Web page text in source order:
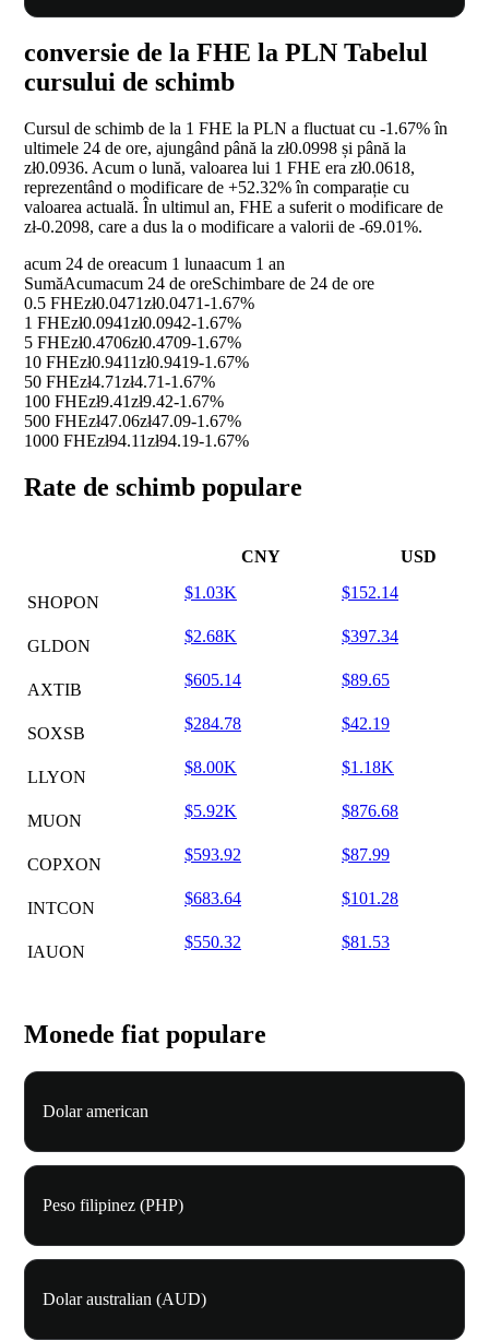
conversie de la FHE la PLN Tabelul
cursului de schimb
Cursul de schimb de la 1 FHE la PLN a fluctuat cu -1.67%în
ultimele 24 de ore, ajungând până la zł0.0998 și până la
zł0.0936. Acum o lună, valoarea lui 1 FHE era zł0.0618,
reprezentând o modificare de +52.32%în comparație cu
valoarea actuală. În ultimul an, FHE a suferit o modificare de
zł-0.2098, care a dus la o modificare a valorii de -69.01%.
acum 24 de oreacum 1 lunaacum 1 an
SumăAcumacum 24 de oreSchimbare de 24 de ore
0.5 FHEzł0.0471zł0.0471-1.67%
1 FHEzł0.0941zł0.0942-1.67%
5 FHEzł0.4706zł0.4709-1.67%
10 FHEzł0.9411zł0.9419-1.67%
50 FHEzł4.71zł4.71-1.67%
100 FHEzł9.41zł9.42-1.67%
500 FHEzł47.06zł47.09-1.67%
1000 FHEzł94.11zł94.19-1.67%
Rate de schimb populare
CNY USD
SHOPON
$1.03K $152.14
GLDON
$2.68K $397.34
AXTIB
$605.14 $89.65
SOXSB
$284.78 $42.19
LLYON
$8.00K $1.18K
MUON
$5.92K $876.68
COPXON
$593.92 $87.99
INTCON
$683.64 $101.28
IAUON
$550.32 $81.53
Monede fiat populare
Dolar american
Peso filipinez (PHP)
Dolar australian (AUD)